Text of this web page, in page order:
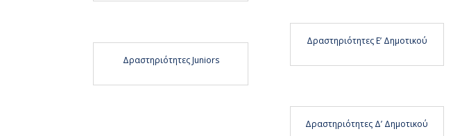
Δραστηριότητες Juniors
Δραστηριότητες Ε’ Δημοτικού
Δραστηριότητες Δ’ Δημοτικού